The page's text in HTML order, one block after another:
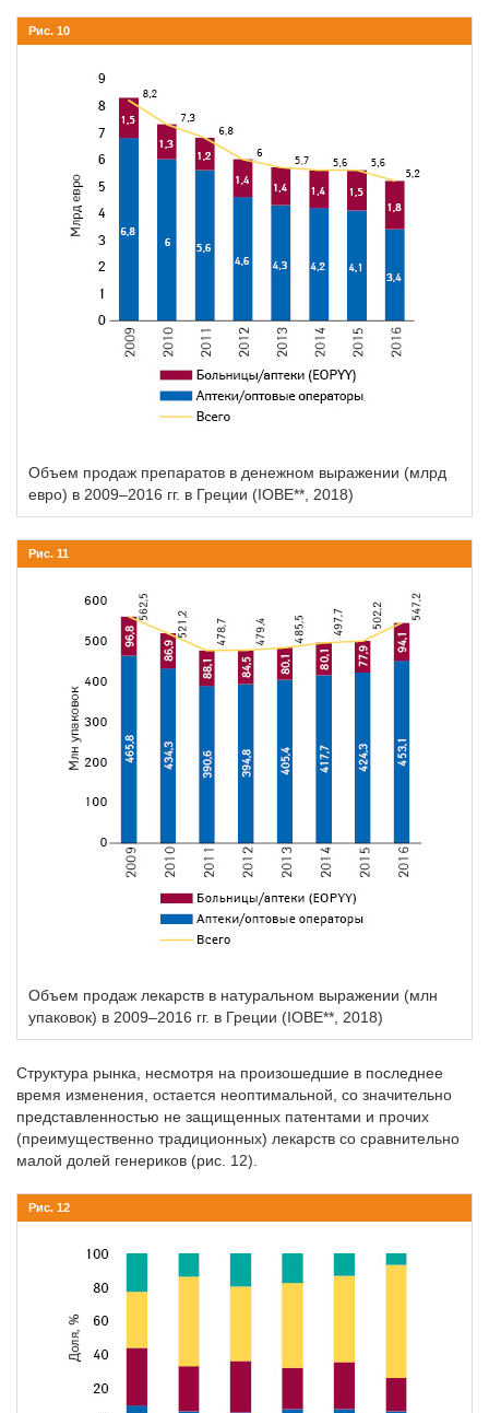
Рис. 10
Объем продаж препаратов в денежном выражении (млрд
евро) в 2009–2016 гг. в Греции (IOBE**, 2018)
Рис. 11
Объем продаж лекарств в натуральном выражении (млн
упаковок) в 2009–2016 гг. в Греции (IOBE**, 2018)
Структура рынка, несмотря на произошедшие в последнее
время изменения, остается неоптимальной, со значительно
представленностью не защищенных патентами и прочих
(преимущественно традиционных) лекарств со сравнительно
малой долей генериков (рис. 12).
Рис. 12